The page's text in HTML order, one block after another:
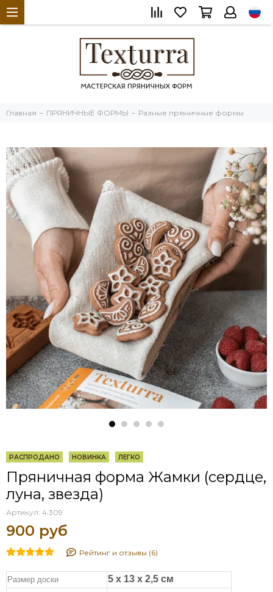
Главная ПРЯНИЧНЫЕ ФОРМЫ Разные пряничные формы
РАСПРОДАНО НОВИНКА ЛЕГКО
Пряничная форма Жамки (сердце,
луна, звезда)
Артикул: 4.309
900 руб
Рейтинг и отзывы (6)
Размер доски 5 х 13 х 2,5 см